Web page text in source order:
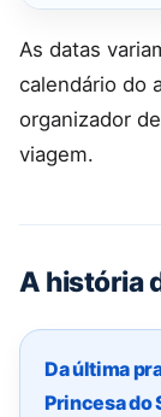
As datas
calendário do
organizador
viagem.
A história
Da última
Princesa do